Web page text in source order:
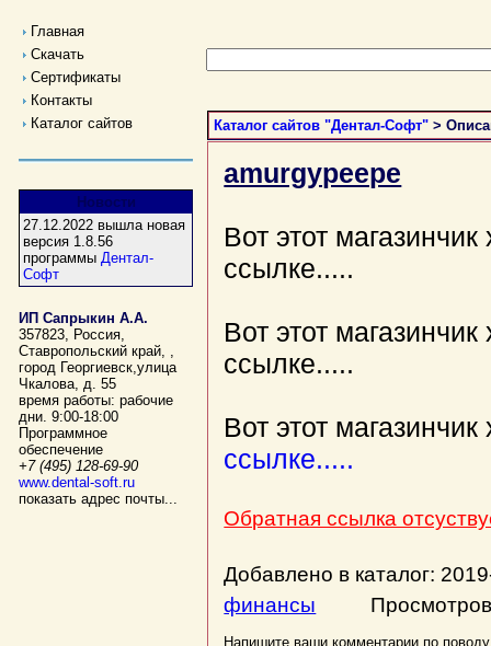
Главная
Скачать
Сертификаты
Контакты
Каталог сайтов
Новости
27.12.2022 вышла новая
версия 1.8.56
программы Дентал-
Софт
ИП Сапрыкин А.А.
357823, Россия,
Ставропольский край, ,
город Георгиевск,улица
Чкалова, д. 55
время работы: рабочие
дни. 9:00-18:00
Программное
обеспечение
+7 (495) 128-69-90
www.dental-soft.ru
показать адрес почты...
Каталог сайтов "Дентал-Софт" >
amurgypeepe
Вот этот
ссылке.....
Вот этот
ссылке.....
Вот этот
ссылке.....
Обратная ссылка
Добавлено в каталог:
финансы
Напишите ваши комментарии по